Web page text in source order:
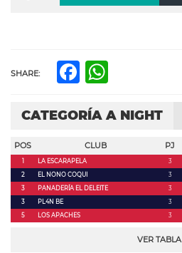
SHARE: Facebook
CATEGORÍA A NIGHT
POS CLUB PJ
1 LA ESCARAPELA 3
2
EL NONO COQUI 3
3
PANADERÍA EL DELEITE 3
3
PL4N BE 3
5
LOS APACHES 3
VER TABLA